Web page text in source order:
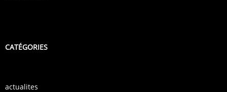
CATÉGORIES
actualites